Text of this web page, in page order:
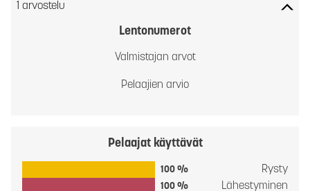
1 arvostelu
Lentonumerot
Valmistajan arvot
Pelaajien arvio
Pelaajat käyttävät
100 % Rysty
100 % Lähestyminen